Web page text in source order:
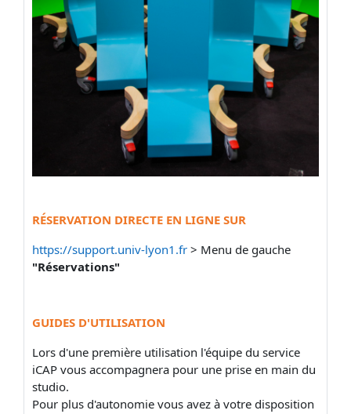
RÉSERVATION DIRECTE EN LIGNE SUR
https://support.univ-lyon1.fr > Menu de gauche
"Réservations"
GUIDES D'UTILISATION
Lors d'une première utilisation l'équipe du service
iCAP vous accompagnera pour une prise en main du
studio.
Pour plus d'autonomie vous avez à votre disposition